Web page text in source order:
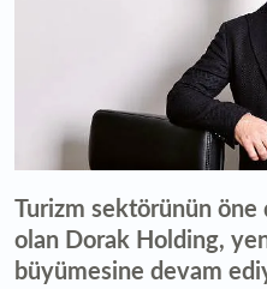
Turizm sektörünün öne
olan Dorak Holding,
büyümesine devam